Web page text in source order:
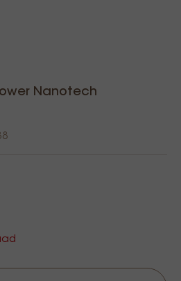
het gehele assortiment
Adonis, White Eagles
Nanotech